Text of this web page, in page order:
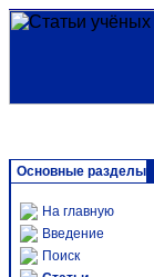
Основные разделы
На главную
Введение
Поиск